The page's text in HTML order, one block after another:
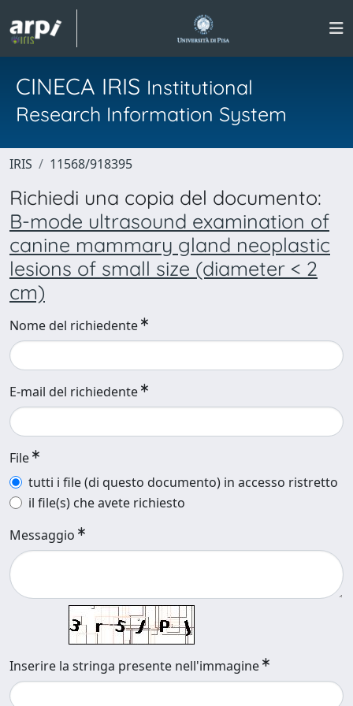
CINECA IRIS Institutional
Research Information System
IRIS 11568/918395
Richiedi una copia del documento:
B-mode ultrasound examination of
canine mammary gland neoplastic
lesions of small size (diameter < 2
cm)
Nome del richiedente
E-mail del richiedente
File
tutti i file (di questo documento) in accesso ristretto
il file(s) che avete richiesto
Messaggio
Inserire la stringa presente nell'immagine